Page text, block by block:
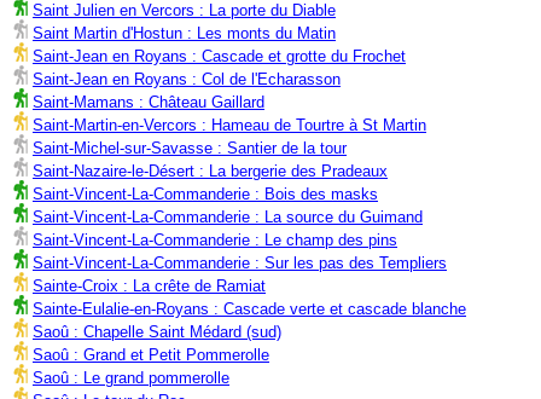
Saint Julien en Vercors : La porte du Diable
Saint Martin d'Hostun : Les monts du Matin
Saint-Jean en Royans : Cascade et grotte du Frochet
Saint-Jean en Royans : Col de l'Echarasson
Saint-Mamans : Château Gaillard
Saint-Martin-en-Vercors : Hameau de Tourtre à St Martin
Saint-Michel-sur-Savasse : Santier de la tour
Saint-Nazaire-le-Désert : La bergerie des Pradeaux
Saint-Vincent-La-Commanderie : Bois des masks
Saint-Vincent-La-Commanderie : La source du Guimand
Saint-Vincent-La-Commanderie : Le champ des pins
Saint-Vincent-La-Commanderie : Sur les pas des Templiers
Sainte-Croix : La crête de Ramiat
Sainte-Eulalie-en-Royans : Cascade verte et cascade blanche
Saoû : Chapelle Saint Médard (sud)
Saoû : Grand et Petit Pommerolle
Saoû : Le grand pommerolle